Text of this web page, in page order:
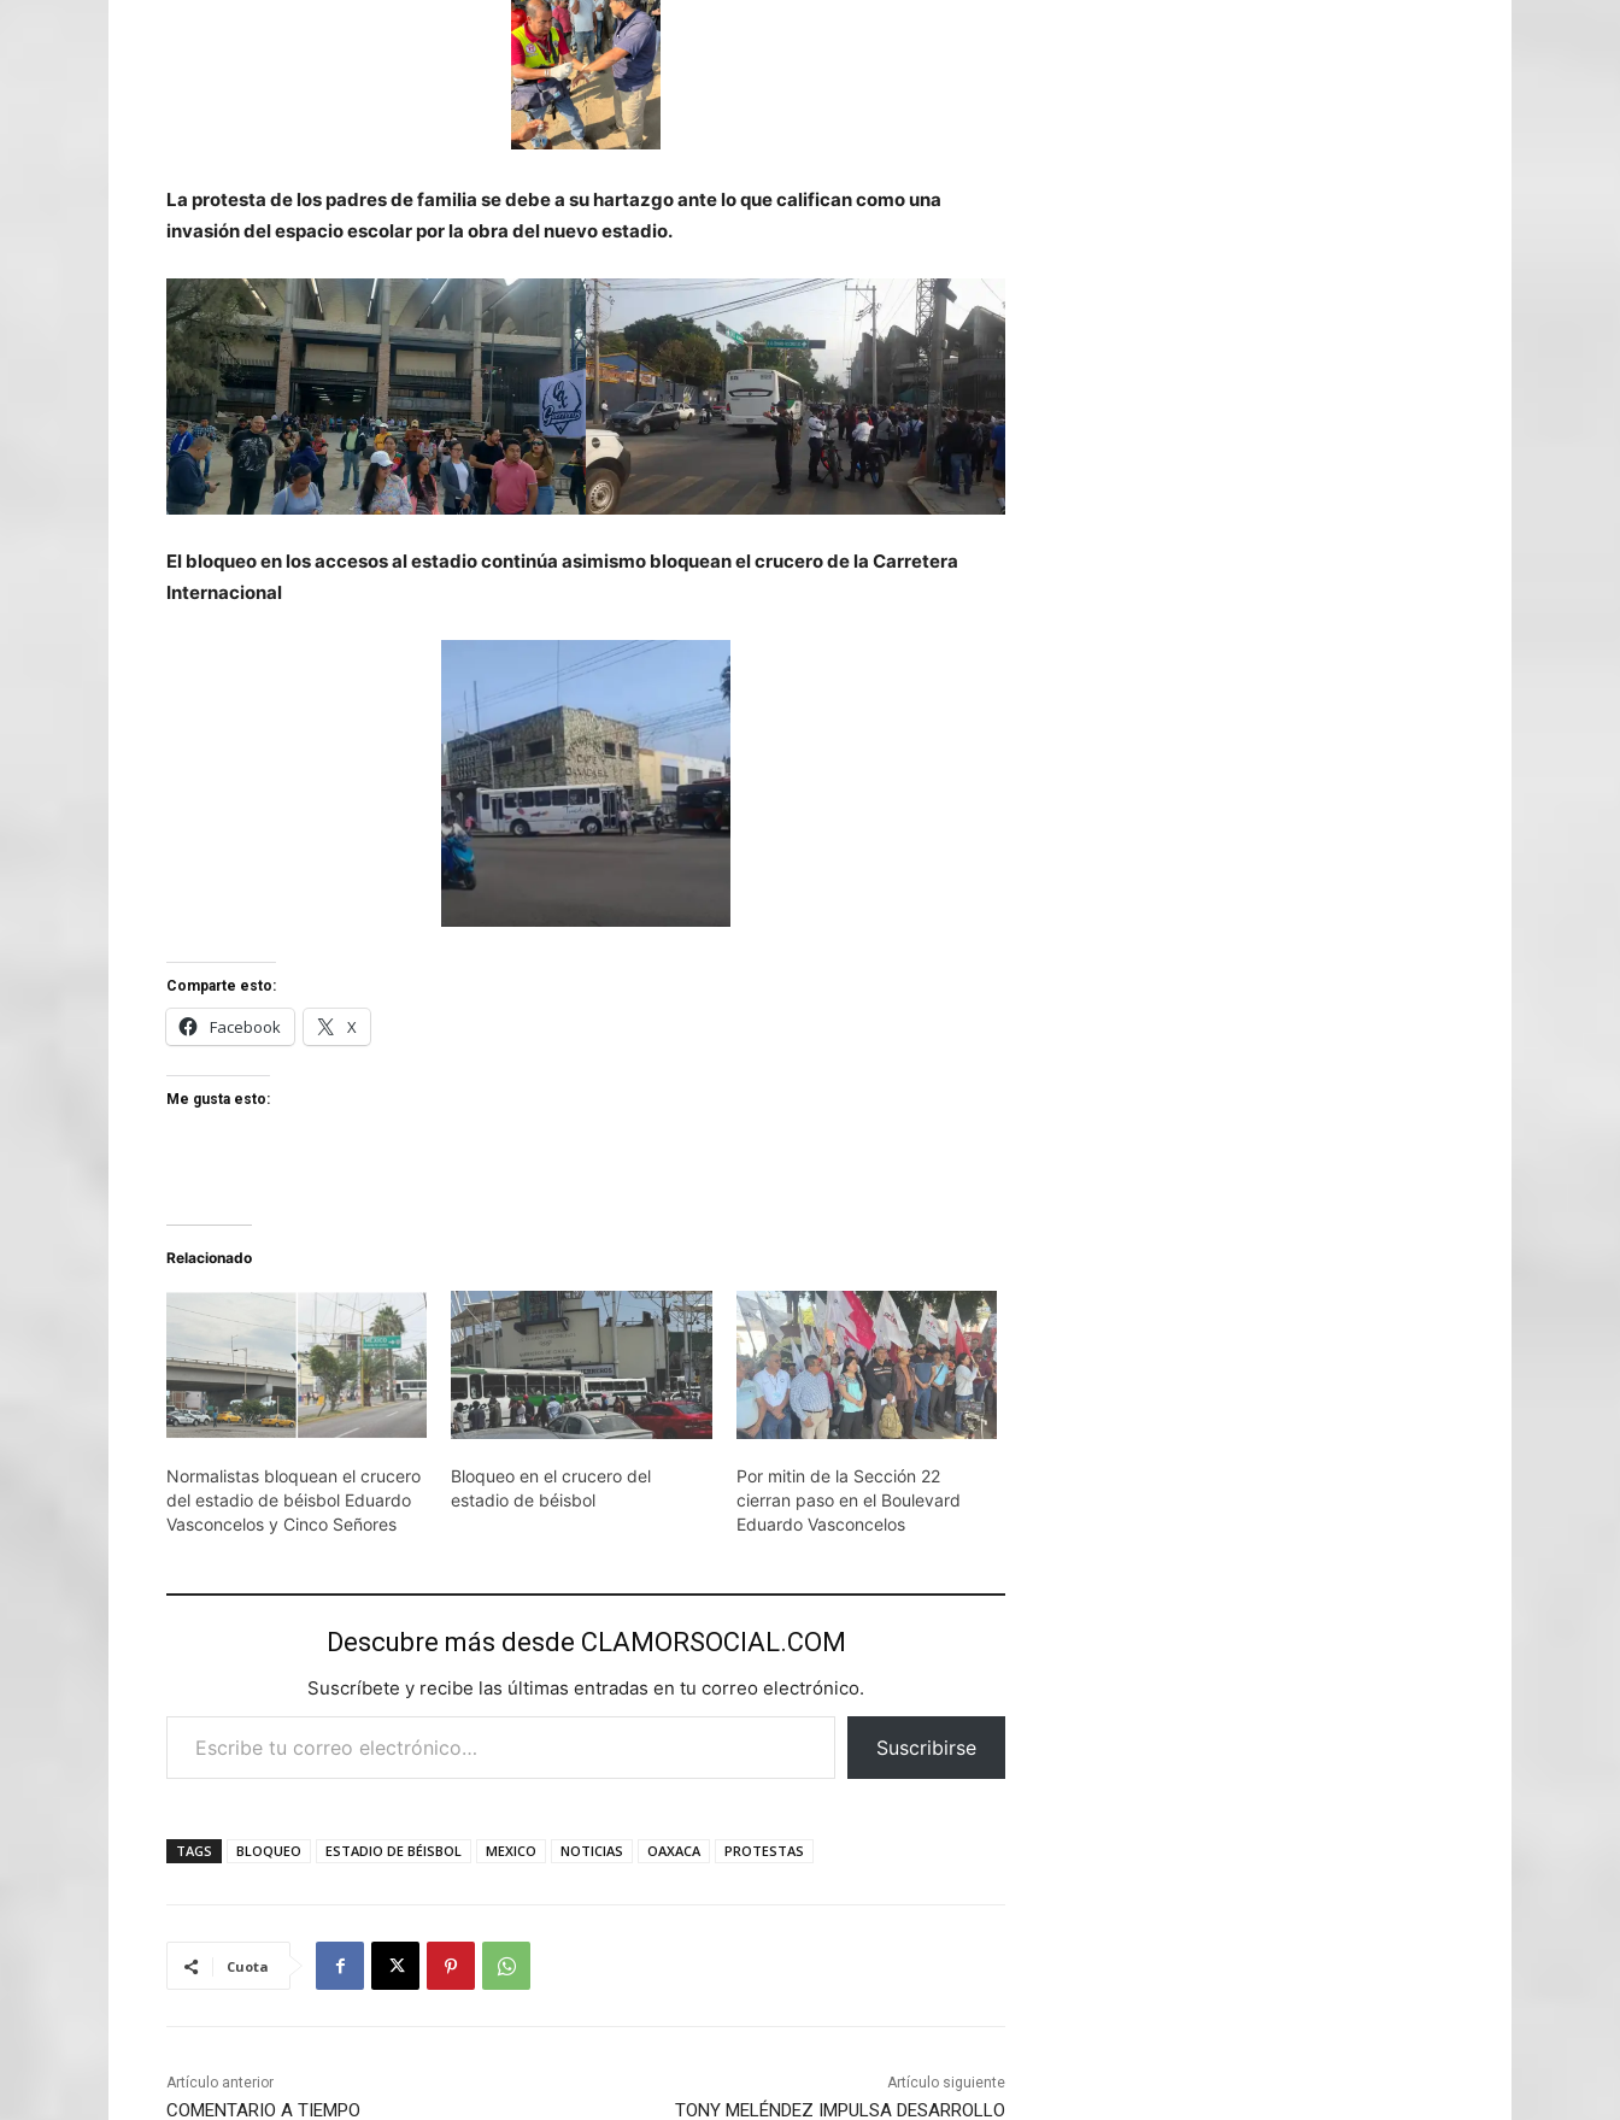
La protesta de los padres de familia se debe a su hartazgo ante lo que califican como una
invasión del espacio escolar por la obra del nuevo estadio.
El bloqueo en los accesos al estadio continúa asimismo bloquean el crucero de la Carretera
Internacional
Comparte esto:
Facebook X
Me gusta esto:
Relacionado
Normalistas bloquean el crucero
del estadio de béisbol Eduardo
Vasconcelos y Cinco Señores
Bloqueo en el crucero del
estadio de béisbol
Por mitin de la Sección 22
cierran paso en el Boulevard
Eduardo Vasconcelos
Descubre más desde CLAMORSOCIAL.COM
Suscríbete y recibe las últimas entradas en tu correo electrónico.
Escribe tu correo electrónico…
Suscribirse
TAGS BLOQUEO ESTADIO DE BÉISBOL MEXICO NOTICIAS OAXACA PROTESTAS
Cuota
Artículo anterior
COMENTARIO A TIEMPO
Artículo siguiente
TONY MELÉNDEZ IMPULSA DESARROLLO